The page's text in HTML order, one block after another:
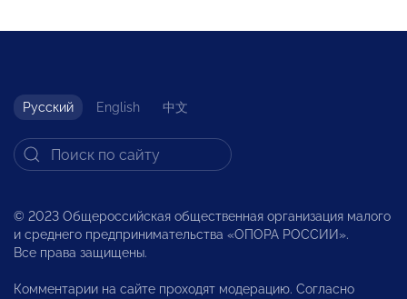
Русский English 中文
© 2023 Общероссийская общественная организация малого
и среднего предпринимательства «ОПОРА РОССИИ».
Все права защищены.
Комментарии на сайте проходят модерацию. Согласно